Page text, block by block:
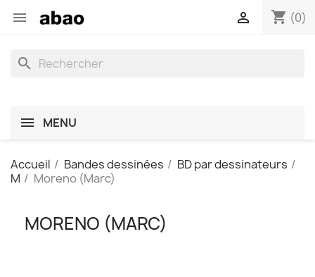
 shopping_cart (0)

search
MENU
Accueil Bandes dessinées
BD par dessinateurs
M
Moreno (Marc)
MORENO (MARC)